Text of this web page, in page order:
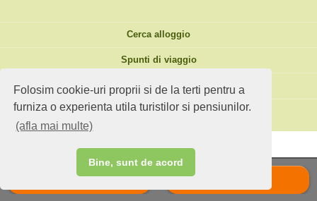
Folosim cookie-uri proprii si de la terti pentru a
furniza o experienta utila turistilor si pensiunilor.
(afla mai multe)
Bine, sunt de acord
Chiama
Cerca alloggio
Spunti di viaggio
Sito standard
Hai un agriturismo?